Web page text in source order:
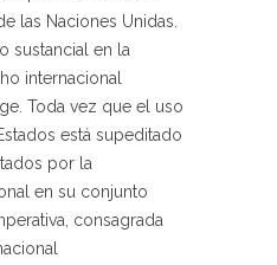
las Naciones Unidas.
sustancial en la
internacional
Toda vez que el uso
está supeditado
por la
en su conjunto
consagrada